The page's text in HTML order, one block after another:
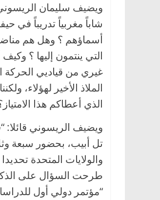
ويضيف سليمان
شاباً مغربياً تدريباً في
أسماؤهم ؟ وهل هم
غيري من قياديي الحركة
الملاذ الأخير لهؤلاء،
الذي أعطاكم هذا
تل أبيب، بحضور سبعة
والولايات المتحدة
طرحت السؤال على
“مؤتمر دولي أول